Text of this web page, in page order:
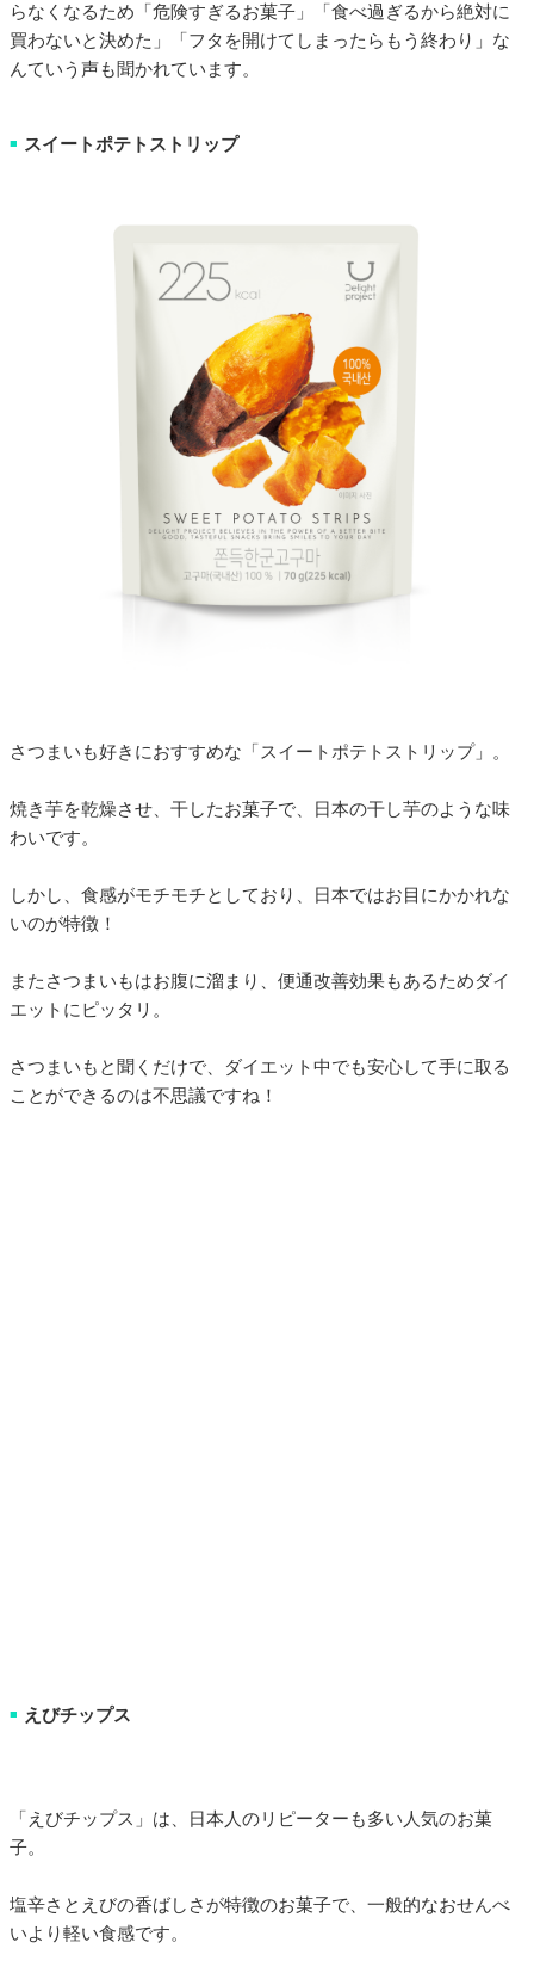
らなくなるため「危険すぎるお菓子」「食べ過ぎるから絶対に
買わないと決めた」「フタを開けてしまったらもう終わり」な
んていう声も聞かれています。
■ スイートポテトストリップ
さつまいも好きにおすすめな「スイートポテトストリップ」。
焼き芋を乾燥させ、干したお菓子で、日本の干し芋のような味
わいです。
しかし、食感がモチモチとしており、日本ではお目にかかれな
いのが特徴！
またさつまいもはお腹に溜まり、便通改善効果もあるためダイ
エットにピッタリ。
さつまいもと聞くだけで、ダイエット中でも安心して手に取る
ことができるのは不思議ですね！
■ えびチップス
「えびチップス」は、日本人のリピーターも多い人気のお菓
子。
塩辛さとえびの香ばしさが特徴のお菓子で、一般的なおせんべ
いより軽い食感です。